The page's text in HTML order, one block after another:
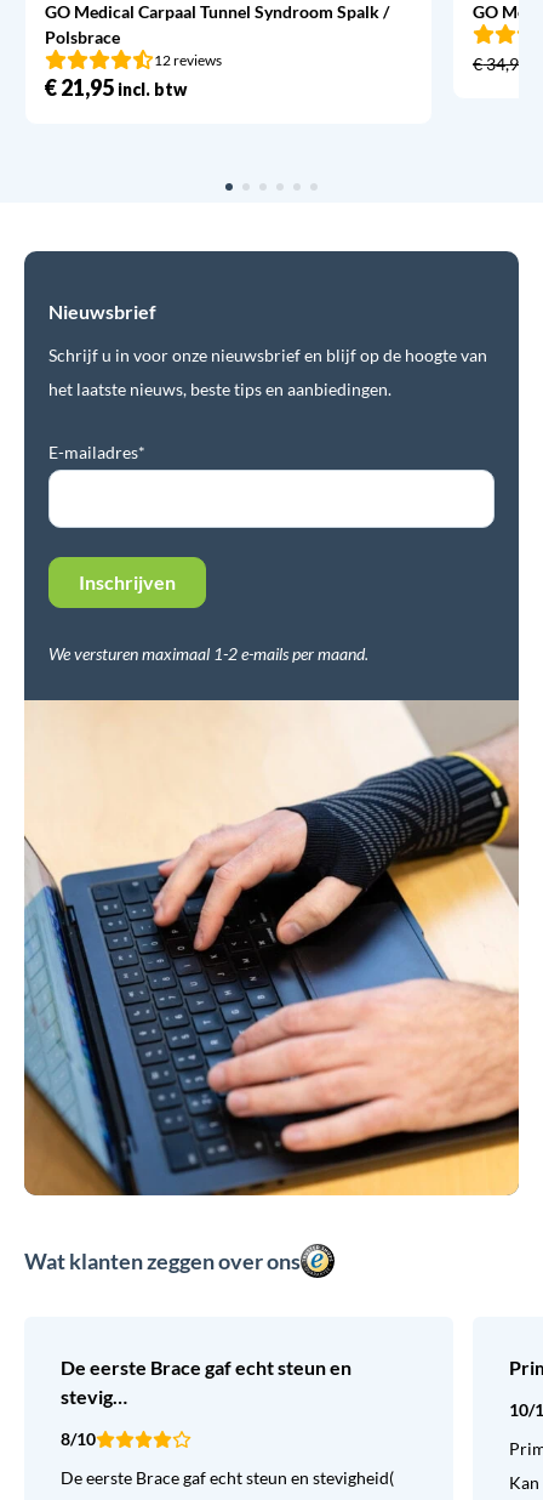
GO Medical Carpaal Tunnel Syndroom Spalk /
Polsbrace
12 reviews
€21,95 incl. btw
GO
€34,95
Nieuwsbrief
Schrijf u in voor onze nieuwsbrief en blijf op de hoogte van
het laatste nieuws, beste tips en aanbiedingen.
E-mailadres*
We versturen maximaal 1-2 e-mails per maand.
Wat klanten zeggen over ons
De eerste Brace gaf echt steun en
stevig…
8/10
De eerste Brace gaf echt steun en stevigheid(
10/